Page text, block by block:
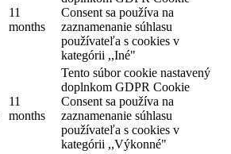
11
months
Consent sa používa na
zaznamenanie súhlasu
používateľa s cookies v
kategórii ,,Iné"
11
months
Tento súbor cookie nastavený
doplnkom GDPR Cookie
Consent sa používa na
zaznamenanie súhlasu
používateľa s cookies v
kategórii ,,Výkonné"